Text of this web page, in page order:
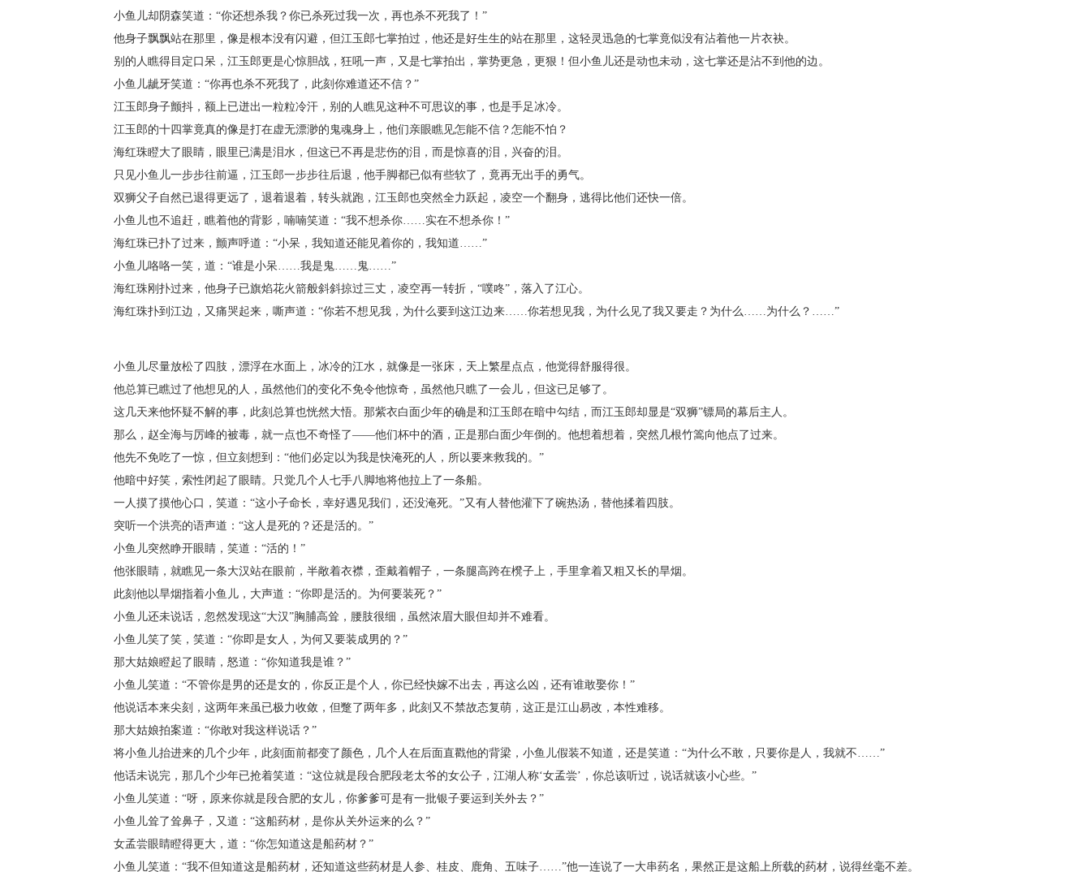
小鱼儿却阴森笑道：“你还想杀我？你已杀死过我一次，再也杀不死我了！”
他身子飘飘站在那里，像是根本没有闪避，但江玉郎七掌拍过，他还是好生生的站在那里，这轻灵迅急的七掌竟似没有沾着他一片衣袂。
别的人瞧得目定口呆，江玉郎更是心惊胆战，狂吼一声，又是七掌拍出，掌势更急，更狠！但小鱼儿还是动也未动，这七掌还是沾不到他的边。
小鱼儿龇牙笑道：“你再也杀不死我了，此刻你难道还不信？”
江玉郎身子颤抖，额上已迸出一粒粒冷汗，别的人瞧见这种不可思议的事，也是手足冰冷。
江玉郎的十四掌竟真的像是打在虚无漂渺的鬼魂身上，他们亲眼瞧见怎能不信？怎能不怕？
海红珠瞪大了眼睛，眼里已满是泪水，但这已不再是悲伤的泪，而是惊喜的泪，兴奋的泪。
只见小鱼儿一步步往前逼，江玉郎一步步往后退，他手脚都已似有些软了，竟再无出手的勇气。
双狮父子自然已退得更远了，退着退着，转头就跑，江玉郎也突然全力跃起，凌空一个翻身，逃得比他们还快一倍。
小鱼儿也不追赶，瞧着他的背影，喃喃笑道：“我不想杀你……实在不想杀你！”
海红珠已扑了过来，颤声呼道：“小呆，我知道还能见着你的，我知道……”
小鱼儿咯咯一笑，道：“谁是小呆……我是鬼……鬼……”
海红珠刚扑过来，他身子已旗焰花火箭般斜斜掠过三丈，凌空再一转折，“噗咚”，落入了江心。
海红珠扑到江边，又痛哭起来，嘶声道：“你若不想见我，为什么要到这江边来……你若想见我，为什么见了我又要走？为什么……为什么？……”
小鱼儿尽量放松了四肢，漂浮在水面上，冰冷的江水，就像是一张床，天上繁星点点，他觉得舒服得很。
他总算已瞧过了他想见的人，虽然他们的变化不免令他惊奇，虽然他只瞧了一会儿，但这已足够了。
这几天来他怀疑不解的事，此刻总算也恍然大悟。那紫衣白面少年的确是和江玉郎在暗中勾结，而江玉郎却显是“双狮”镖局的幕后主人。
那么，赵全海与厉峰的被毒，就一点也不奇怪了——他们杯中的酒，正是那白面少年倒的。他想着想着，突然几根竹篙向他点了过来。
他先不免吃了一惊，但立刻想到：“他们必定以为我是快淹死的人，所以要来救我的。”
他暗中好笑，索性闭起了眼睛。只觉几个人七手八脚地将他拉上了一条船。
一人摸了摸他心口，笑道：“这小子命长，幸好遇见我们，还没淹死。”又有人替他灌下了碗热汤，替他揉着四肢。
突听一个洪亮的语声道：“这人是死的？还是活的。”
小鱼儿突然睁开眼睛，笑道：“活的！”
他张眼睛，就瞧见一条大汉站在眼前，半敞着衣襟，歪戴着帽子，一条腿高跨在櫈子上，手里拿着又粗又长的旱烟。
此刻他以旱烟指着小鱼儿，大声道：“你即是活的。为何要装死？”
小鱼儿还未说话，忽然发现这“大汉”胸脯高耸，腰肢很细，虽然浓眉大眼但却并不难看。
小鱼儿笑了笑，笑道：“你即是女人，为何又要装成男的？”
那大姑娘瞪起了眼睛，怒道：“你知道我是谁？”
小鱼儿笑道：“不管你是男的还是女的，你反正是个人，你已经快嫁不出去，再这么凶，还有谁敢娶你！”
他说话本来尖刻，这两年来虽已极力收敛，但蹩了两年多，此刻又不禁故态复萌，这正是江山易改，本性难移。
那大姑娘拍案道：“你敢对我这样说话？”
将小鱼儿抬进来的几个少年，此刻面前都变了颜色，几个人在后面直戳他的背梁，小鱼儿假装不知道，还是笑道：“为什么不敢，只要你是人，我就不……”
他话未说完，那几个少年已抢着笑道：“这位就是段合肥段老太爷的女公子，江湖人称‘女孟尝’，你总该听过，说话就该小心些。”
小鱼儿笑道：“呀，原来你就是段合肥的女儿，你爹爹可是有一批银子要运到关外去？”
小鱼儿耸了耸鼻子，又道：“这船药材，是你从关外运来的么？”
女孟尝眼睛瞪得更大，道：“你怎知道这是船药材？”
小鱼儿笑道：“我不但知道这是船药材，还知道这些药材是人参、桂皮、鹿角、五味子……”他一连说了一大串药名，果然正是这船上所载的药材，说得丝毫不差。